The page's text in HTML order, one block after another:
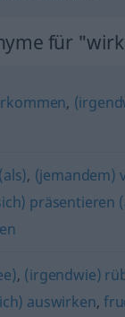
für
,
, (jemandem)
präsentieren
, (irgendwie)
auswirken,